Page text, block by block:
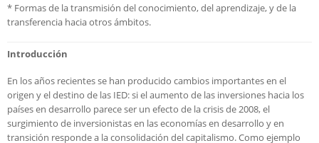
* Formas de la transmisión del conocimiento, del aprendizaje, y de la
transferencia hacia otros ámbitos.
Introducción
En los años recientes se han producido cambios importantes en el
origen y el destino de las IED: si el aumento de las inversiones hacia los
países en desarrollo parece ser un efecto de la crisis de 2008, el
surgimiento de inversionistas en las economías en desarrollo y en
transición responde a la consolidación del capitalismo. Como ejemplo